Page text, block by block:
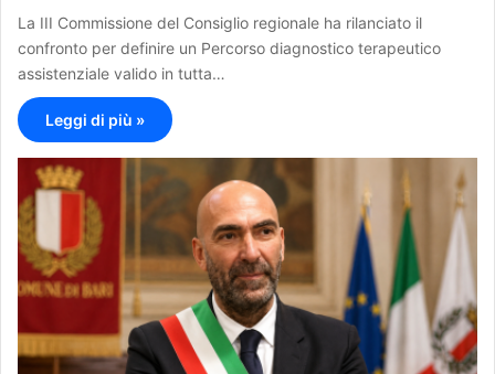
La III Commissione del Consiglio regionale ha rilanciato il
confronto per definire un Percorso diagnostico terapeutico
assistenziale valido in tutta…
Leggi di più »